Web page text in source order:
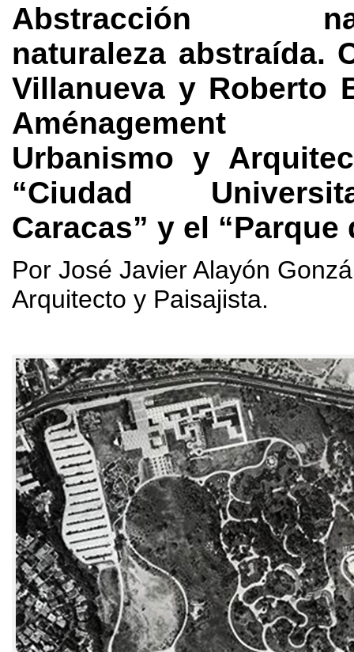
Abstracción
naturaleza abstraída.
Villanueva y Roberto
Aménagement
Urbanismo y
“Ciudad
Caracas” y el “Parque
Por José Javier Alayón
Arquitecto y Paisajista.